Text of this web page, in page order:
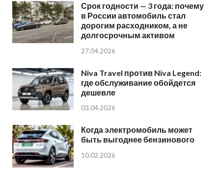
Срок годности — 3 года: почему
в России автомобиль стал
дорогим расходником, а не
долгосрочным активом
27.04.2026
Niva Travel против Niva Legend:
где обслуживание обойдется
дешевле
03.04.2026
Когда электромобиль может
быть выгоднее бензинового
10.02.2026